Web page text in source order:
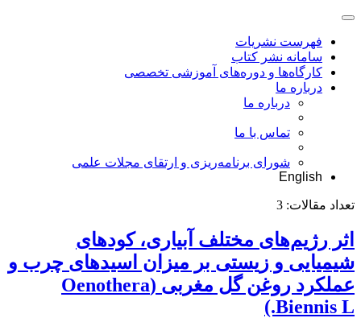
فهرست نشریات
سامانه نشر کتاب
کارگاه‌ها و دوره‌های آموزشی تخصصی
درباره ما
درباره ما
تماس با ما
شورای برنامه‌ریزی و ارتقای مجلات علمی
English
تعداد مقالات: 3
اثر رژیم‌های مختلف آبیاری، کودهای
شیمیایی و زیستی بر میزان اسیدهای چرب و
عملکرد روغن گل‌ مغربی (Oenothera
Biennis L.)